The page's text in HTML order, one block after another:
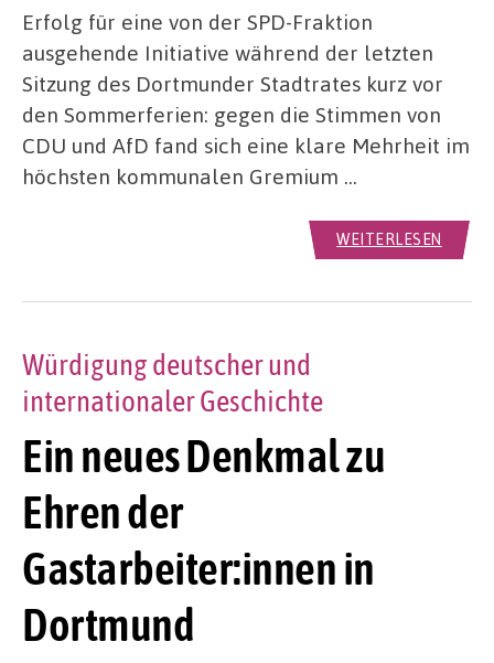
Erfolg für eine von der SPD-Fraktion
ausgehende Initiative während der letzten
Sitzung des Dortmunder Stadtrates kurz vor
den Sommerferien: gegen die Stimmen von
CDU und AfD fand sich eine klare Mehrheit im
höchsten kommunalen Gremium …
WEITERLESEN
Ein neues Denkmal zu
Ehren der
Gastarbeiter:innen in
Dortmund
Würdigung deutscher und
internationaler Geschichte